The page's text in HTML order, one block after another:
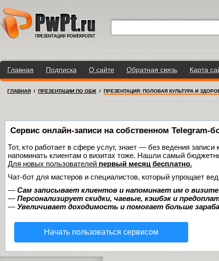
Главная Подписка О сайте Обратная связь Карта
ГЛАВНАЯ / ПРЕЗЕНТАЦИИ ПО ОБЖ / ПРЕЗЕНТАЦИЯ: ПОЛОВАЯ КУЛЬТУРА И
Сервис онлайн-записи на собственном Telegram-
Тот, кто работает в сфере услуг, знает — без ведения
напоминать клиентам о визитах тоже. Нашли самый
Для новых пользователей первый месяц бесплатно.
Чат-бот для мастеров и специалистов, который упрощает
— Сам записывает клиентов и напоминает им о
— Персонализирует скидки, чаевые, кэшбэк и
— Увеличивает доходимость и помогает больше
Начать пользоваться сервисом